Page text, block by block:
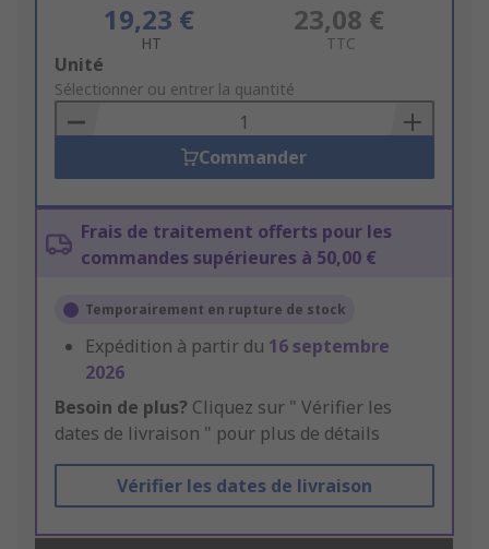
19,23 €
HT
23,08 €
TTC
Add
to
Basket
Unité
Sélectionner ou entrer la quantité
Commander
Frais de traitement offerts pour les
commandes supérieures à 50,00 €
Temporairement en rupture de stock
Expédition à partir du 16 septembre
2026
Besoin de plus? Cliquez sur " Vérifier les
dates de livraison " pour plus de détails
Vérifier les dates de livraison